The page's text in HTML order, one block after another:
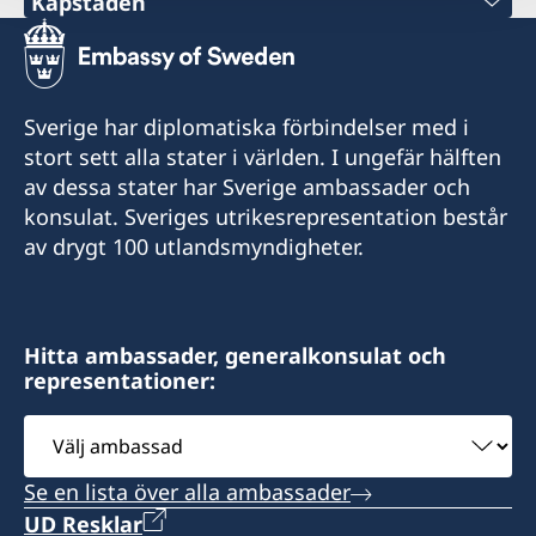
Telefon
+27 21 300 9254
epost
sweden@csct.se
Innovation City Cape Town
Telefontider: 09h00 - 10h00 tisdag till fredag
Bokade mötestider: 10h00 - 12h00 och 13h00 -
15h00 tisdag och torsdag
Sverige har diplomatiska förbindelser med i
stort sett alla stater i världen. I ungefär hälften
av dessa stater har Sverige ambassader och
konsulat. Sveriges utrikesrepresentation består
av drygt 100 utlandsmyndigheter.
Hitta ambassader, generalkonsulat och
representationer:
Välj
ambassad
Se en lista över alla ambassader
UD Resklar